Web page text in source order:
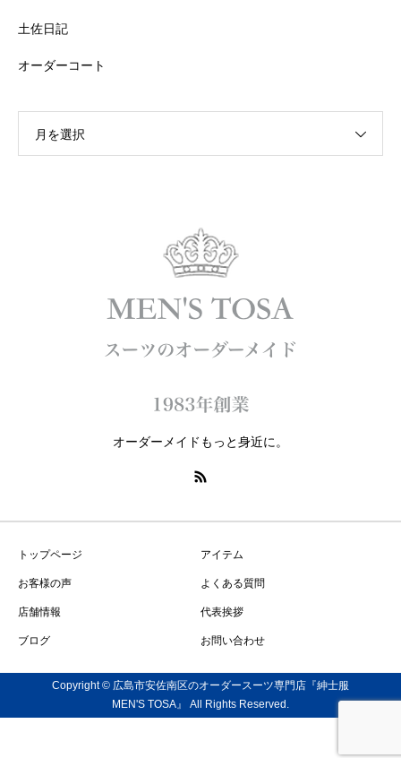
土佐日記
オーダーコート
月を選択
オーダーメイドもっと身近に。
トップページ アイテム
お客様の声 よくある質問
店舗情報 代表挨拶
ブログ お問い合わせ
Copyright © 広島市安佐南区のオーダースーツ専門店『紳士服
MEN'S TOSA』 All Rights Reserved.
LINE